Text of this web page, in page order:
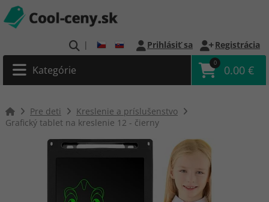
| Prihlásiť sa Registrácia
Kategórie
0
0.00 €
Pre deti
Kreslenie a príslušenstvo
Grafický tablet na kreslenie 12 - čierny